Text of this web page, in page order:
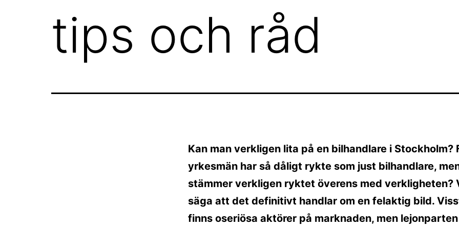
tips och råd
Kan man verkligen lita på en bilhandlare i Stockholm?
yrkesmän har så dåligt rykte som just bilhandlare,
stämmer verkligen ryktet överens med verkligheten?
säga att det definitivt handlar om en felaktig bild.
finns oseriösa aktörer på marknaden, men